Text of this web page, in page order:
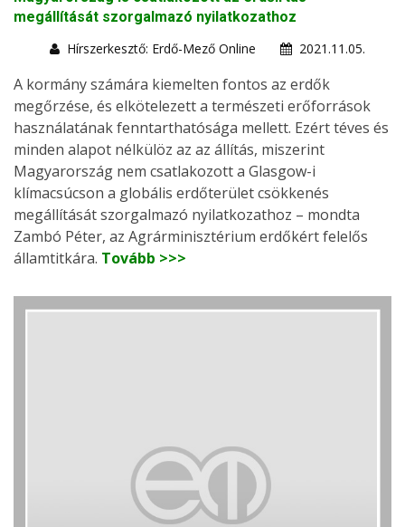
megállítását szorgalmazó nyilatkozathoz
Hírszerkesztő: Erdő-Mező Online
2021.11.05.
A kormány számára kiemelten fontos az erdők
megőrzése, és elkötelezett a természeti erőforrások
használatának fenntarthatósága mellett. Ezért téves és
minden alapot nélkülöz az az állítás, miszerint
Magyarország nem csatlakozott a Glasgow-i
klímacsúcson a globális erdőterület csökkenés
megállítását szorgalmazó nyilatkozathoz – mondta
Zambó Péter, az Agrárminisztérium erdőkért felelős
államtitkára. Tovább >>>